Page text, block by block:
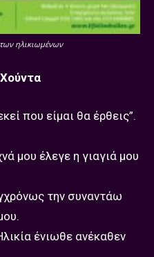
ηλικιωμένων
που είμαι θα έρθεις”.
μου έλεγε η γιαγιά μου
την συναντάω
ένιωθε ανέκαθεν